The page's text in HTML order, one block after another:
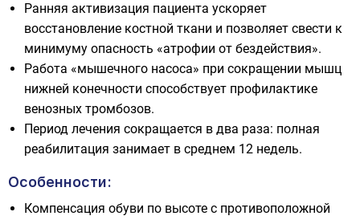
Ранняя активизация пациента ускоряет
восстановление костной ткани и позволяет свести к
минимуму опасность «атрофии от бездействия».
Работа «мышечного насоса» при сокращении мышц
нижней конечности способствует профилактике
венозных тромбозов.
Период лечения сокращается в два раза: полная
реабилитация занимает в среднем 12 недель.
Особенности:
Компенсация обуви по высоте с противоположной